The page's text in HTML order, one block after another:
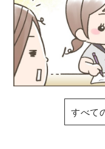
すべて